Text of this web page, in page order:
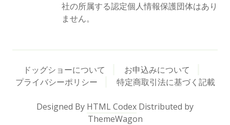
社の所属する認定個人情報保護団体はあり
ません。
ドッグショーについて
お申込みについて
プライバシーポリシー
特定商取引法に基づく記載
Designed By HTML Codex Distributed by
ThemeWagon